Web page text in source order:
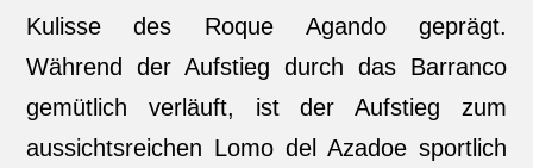
Kulisse des Roque Agando geprägt.
Während der Aufstieg durch das Barranco
gemütlich verläuft, ist der Aufstieg zum
aussichtsreichen Lomo del Azadoe sportlich